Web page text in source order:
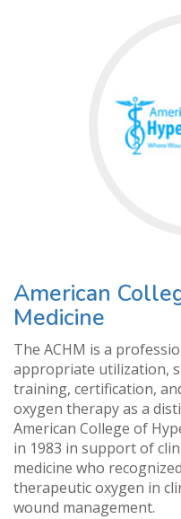
American
Medicine
The ACHM is a
appropriate utilization,
training, certification,
oxygen therapy as a
American College of
in 1983 in support of
medicine who
therapeutic oxygen in
wound management.